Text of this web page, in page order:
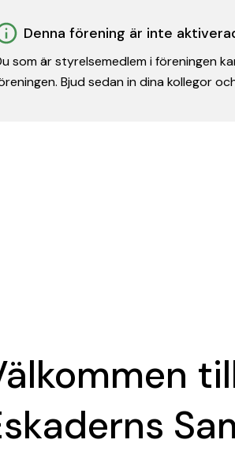
Denna förening är inte
som är styrelsemedlem i föreningen
Bjud sedan in dina kollegor